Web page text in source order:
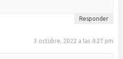
Responder
3 octubre, 2022 a las 4:27 pm